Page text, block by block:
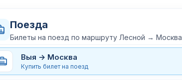
Поезда
Билеты на поезд по маршруту Лесной → Москва
Выя → Москва
Купить билет на поезд